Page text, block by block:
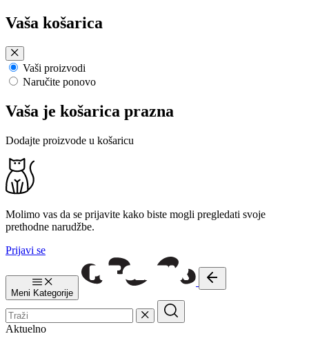
Preskoči
na
sadržaj
Vaša košarica
Vaši proizvodi
Naručite ponovo
Vaša je košarica prazna
Dodajte proizvode u košaricu
Molimo vas da se prijavite kako biste mogli pregledati svoje
prethodne narudžbe.
Prijavi se
Meni Kategorije
Aktuelno